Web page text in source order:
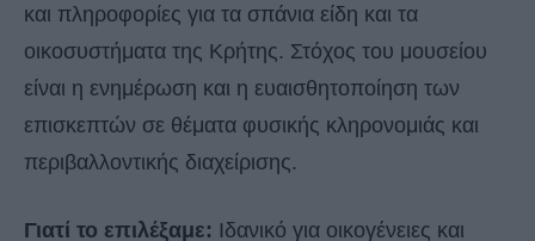
και πληροφορίες για τα σπάνια είδη και τα
οικοσυστήματα της Κρήτης. Στόχος του μουσείου
είναι η ενημέρωση και η ευαισθητοποίηση των
επισκεπτών σε θέματα φυσικής κληρονομιάς και
περιβαλλοντικής διαχείρισης.
Γιατί το επιλέξαμε: Ιδανικό για οικογένειες και